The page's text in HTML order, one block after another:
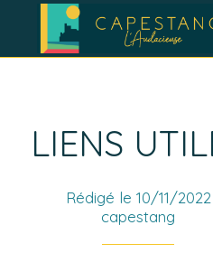
LIENS
Rédigé le 10/11/2022
capestang